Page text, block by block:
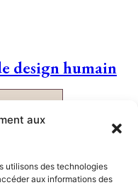
aux
utilisons des technologies
aux informations des
design humain